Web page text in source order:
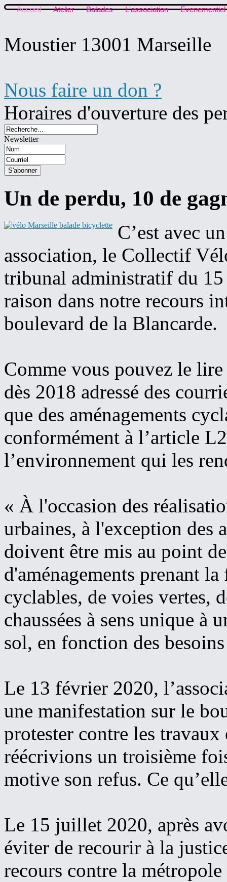
Accueil Atelier Balades L'association Evenementiel
Moustier 13001 Marseille
Nous faire un don ?
Horaires d'ouverture des
Newsletter
Un de perdu, 10 de
C’est avec
association, le Collectif
tribunal administratif du 15
raison dans notre recours
boulevard de la Blancarde.
Comme vous pouvez le
dès 2018 adressé des
que des aménagements
conformément à l’article
l’environnement qui les
« À l'occasion des
urbaines, à l'exception des
doivent être mis au point
d'aménagements prenant
cyclables, de voies vertes,
chaussées à sens unique à
sol, en fonction des
Le 13 février 2020,
une manifestation sur le
protester contre les
réécrivions un troisième
motive son refus. Ce
Le 15 juillet 2020, après
éviter de recourir à la
recours contre la